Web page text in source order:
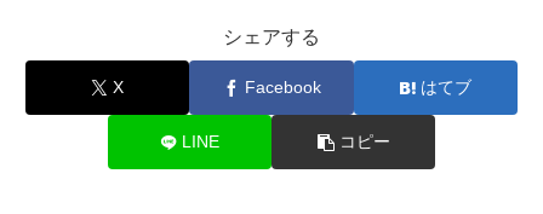
シェアする
X Facebook はてブ
LINE コピー